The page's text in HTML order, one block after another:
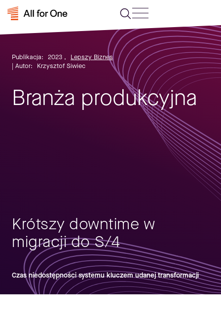
Publikacja: 2023 ,
Lepszy Biznes
| Autor:
Krzysztof Siwiec
Branża produkcyjna
Krótszy downtime w
migracji do S/4
Czas niedostępności systemu kluczem udanej transformacji